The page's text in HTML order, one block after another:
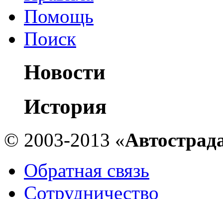
Помощь
Поиск
Новости
История
© 2003-2013 «
Обратная связь
Сотрудничество